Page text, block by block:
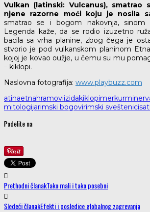
Vulkan (latinski: Vulcanus), smatrao
njene razorne moći koju je nosila
smatrao se i bogom nakovnja, sinom
Legenda kaže, da se rodio izuzetno
bacila sa vrha planine, zbog čega je
stvorio je pod vulkanskom planinom
kojoj je kovao oužje, u čemu su mu
– kiklopi.
Naslovna fotografija: www.playbuzz.com
atinaetnahramoviizidakiklopimerkur
mitologijarimski bogovirimski sveštenici
Podelite na
Prethodni članakTako mali i tako posebni
Sledeći članakEfekti i posledice globalnog zagrevanja